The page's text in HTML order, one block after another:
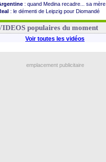
: quand Medina recadre... sa mère
: le démenti de Leipzig pour Diomandé
: le conseiller d'Infantino démissionne !
populaires du moment
Voir toutes les vidéos
emplacement publicitaire